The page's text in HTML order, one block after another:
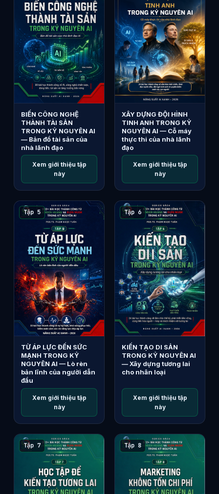
BIẾN CÔNG NGHỆ
THÀNH TÀI SẢN
TRONG KỶ NGUYÊN AI
— Bản đồ tài sản của
nhà lãnh đạo
Xem giới thiệu tập
này
XÂY DỰNG ĐỘI HÌNH
TINH ANH TRONG KỶ
NGUYÊN AI — Cỗ máy
thực thi của nhà lãnh
đạo
Xem giới thiệu tập
này
Tập 5
TỪ ÁP LỰC ĐẾN SỨC
MẠNH TRONG KỶ
NGUYÊN AI — Lò rèn
bản lĩnh của người dẫn
đầu
Xem giới thiệu tập
này
Tập 6
KIẾN TẠO DI SẢN
TRONG KỶ NGUYÊN AI
— Xây dựng tương lai
cho nhân loại
Xem giới thiệu tập
này
Tập 7 Tập 8